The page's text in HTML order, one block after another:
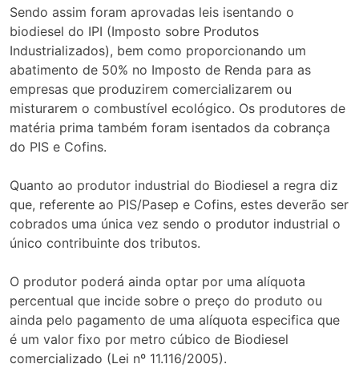
Sendo assim foram aprovadas leis isentando o
biodiesel do IPI (Imposto sobre Produtos
Industrializados), bem como proporcionando um
abatimento de 50% no Imposto de Renda para as
empresas que produzirem comercializarem ou
misturarem o combustível ecológico. Os produtores de
matéria prima também foram isentados da cobrança
do PIS e Cofins.
Quanto ao produtor industrial do Biodiesel a regra diz
que, referente ao PIS/Pasep e Cofins, estes deverão ser
cobrados uma única vez sendo o produtor industrial o
único contribuinte dos tributos.
O produtor poderá ainda optar por uma alíquota
percentual que incide sobre o preço do produto ou
ainda pelo pagamento de uma alíquota especifica que
é um valor fixo por metro cúbico de Biodiesel
comercializado (Lei nº 11.116/2005).